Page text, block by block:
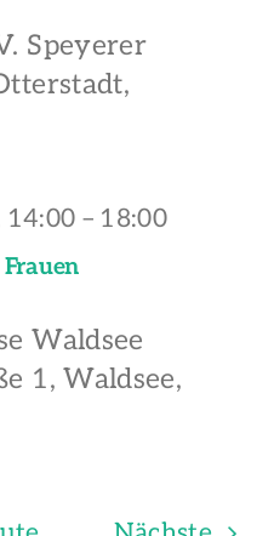
Speyerer
14:00 – 18:00
Waldsee
1, Waldsee,